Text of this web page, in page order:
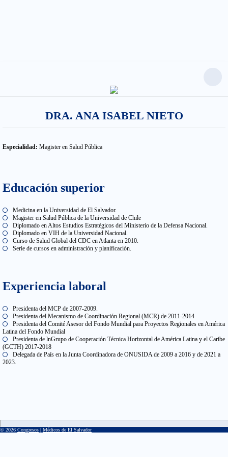
DRA. ANA ISABEL NIETO
Especialidad: Magister en Salud Pública
Educación superior
Medicina en la Universidad de El Salvador.
Magister en Salud Pública de la Universidad de Chile
Diplomado en Altos Estudios Estratégicos del Ministerio de la Defensa Nacional.
Diplomado en VIH de la Universidad Nacional.
Curso de Salud Global del CDC en Atlanta en 2010.
Serie de cursos en administración y planificación.
Experiencia laboral
Presidenta del MCP de 2007-2009.
Presidenta del Mecanismo de Coordinación Regional (MCR) de 2011-2014
Presidenta del Comité Asesor del Fondo Mundial para Proyectos Regionales en América
Latina del Fondo Mundial
Presidenta de lnGrupo de Cooperación Técnica Horizontal de América Latina y el Caribe
(GCTH) 2017-2018
Delegada de País en la Junta Coordinadora de ONUSIDA de 2009 a 2016 y de 2021 a
2023.
© 2026 Congresos | Médicos de El Salvador